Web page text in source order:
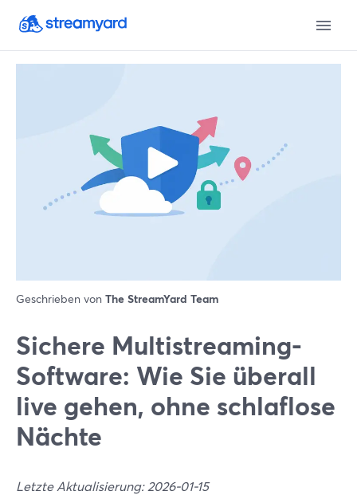
Geschrieben von The StreamYard Team
Sichere Multistreaming-
Software: Wie Sie überall
live gehen, ohne schlaflose
Nächte
Letzte Aktualisierung: 2026-01-15